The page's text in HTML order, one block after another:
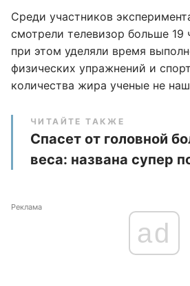
Среди участников
смотрели телевизор больше 19
при этом уделяли время
физических упражнений и
количества жира ученые не
ЧИТАЙТЕ ТАКЖЕ
Спасет от головной
веса: названа супер
Реклама
ad